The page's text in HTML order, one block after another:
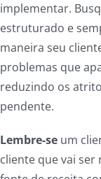
implementar.
estruturado e
maneira seu
problemas que
reduzindo os
pendente.
Lembre-seum
cliente que vai